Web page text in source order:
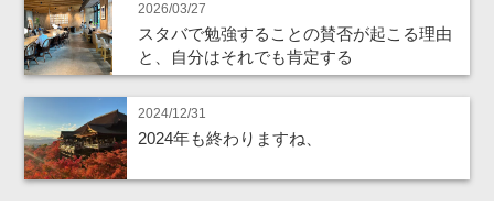
2026/03/27
スタバで勉強することの賛否が起こる理由
と、自分はそれでも肯定する
2024/12/31
2024年も終わりますね、